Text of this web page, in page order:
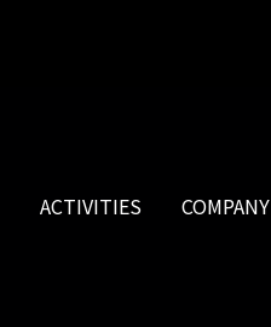
ACTIVITIES COMPANY